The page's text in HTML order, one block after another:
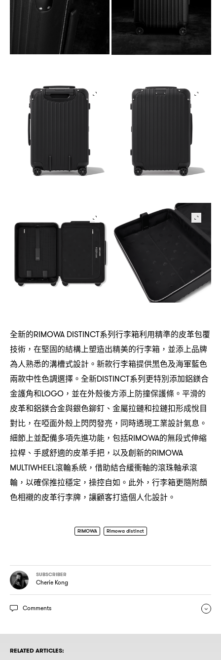
全新的RIMOWA DISTINCT系列行李箱利用精準的皮革包覆
技術 ， 在堅固的結構上塑造出精美的行李箱 ， 並添上品牌
為人熟悉的溝槽式設計。新款行李箱提供黑色及海軍藍色
兩款中性色調選擇。全新DISTINCT系列更特別添加鋁鎂合
金護角和LOGO， 並在外殼後方添上防撞保護條。平滑的
皮革和鋁鎂合金與銀色鉚釘、金屬拉鏈和拉鏈扣形成悅目
對比 ， 在啞面外殼上閃閃發亮 ， 同時透現工業設計氣息。
細節上並配備多項先進功能 ， 包括RIMOWA的無段式伸縮
拉桿、手感舒適的皮革手把 ， 以及創新的RIMOWA
MULTIWHEEL滾輪系統 ， 借助結合緩衝軸的滾珠軸承滾
輪 ， 以確保推拉穩定 ， 操控自如。此外 ， 行李箱更隨附顏
色相襯的皮革行李牌 ， 讓顧客打造個人化設計。
RIMOWA Rimowa distinct
SUBSCRIBER
Cherie Kong
Comments
RELATED ARTICLES: